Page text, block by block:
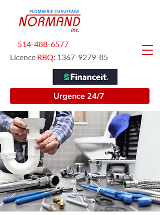
514-488-6577
Licence RBQ: 1367-9279-85
Urgence 24/7